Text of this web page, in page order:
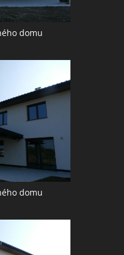
domu
domu